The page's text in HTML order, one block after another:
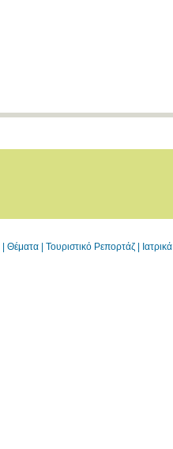
|Θέματα |Τουριστικό Ρεπορτάζ